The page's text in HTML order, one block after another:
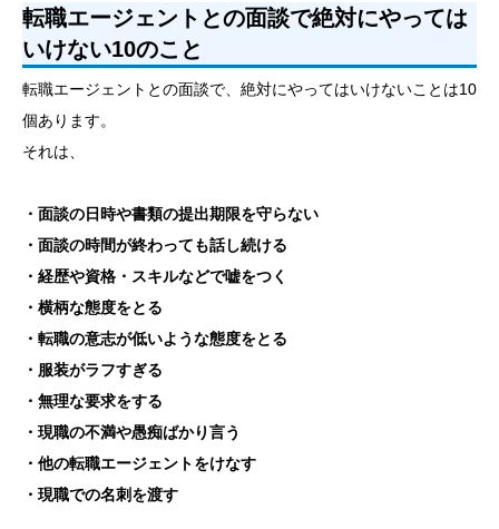
転職エージェントとの面談で絶対にやっては
いけない10のこと
転職エージェントとの面談で、絶対にやってはいけないことは10
個あります。
それは、
・面談の日時や書類の提出期限を守らない
・面談の時間が終わっても話し続ける
・経歴や資格・スキルなどで嘘をつく
・横柄な態度をとる
・転職の意志が低いような態度をとる
・服装がラフすぎる
・無理な要求をする
・現職の不満や愚痴ばかり言う
・他の転職エージェントをけなす
・現職での名刺を渡す